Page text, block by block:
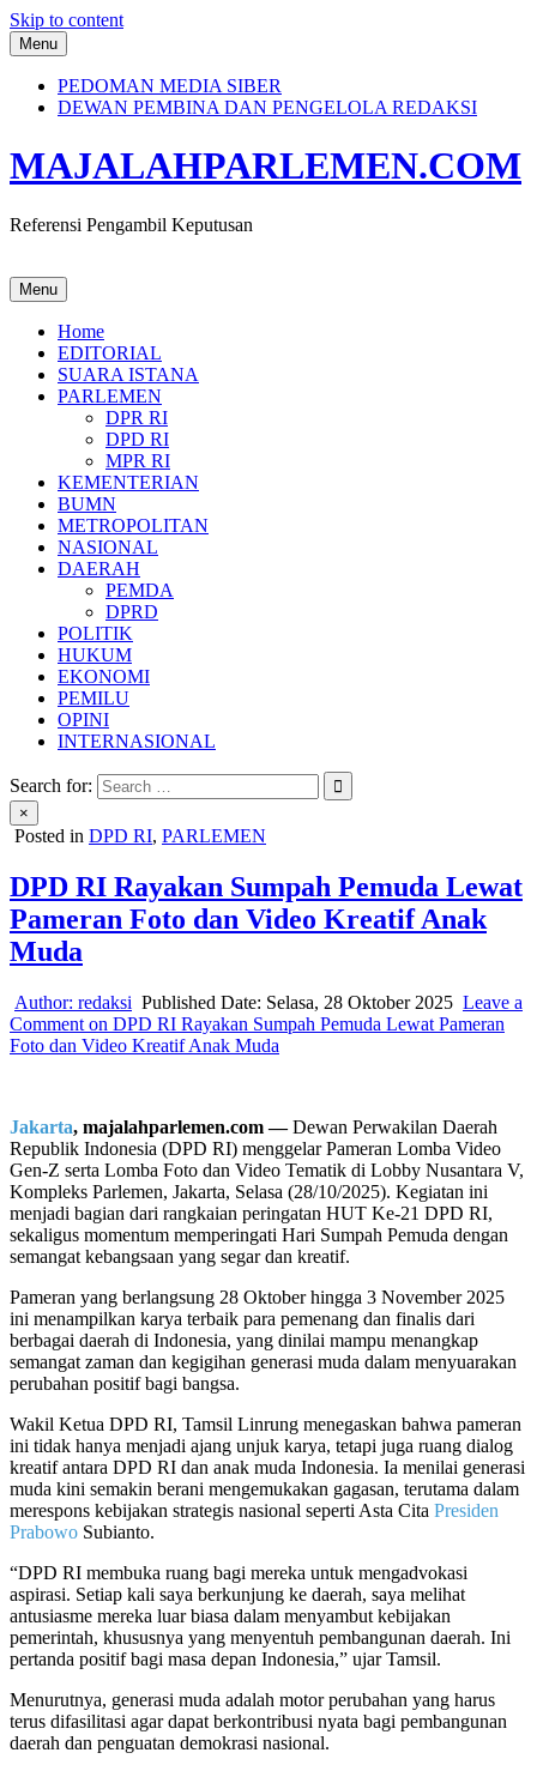
Skip to content
Menu
PEDOMAN MEDIA SIBER
DEWAN PEMBINA DAN PENGELOLA REDAKSI
MAJALAHPARLEMEN.COM
Referensi Pengambil Keputusan
Menu
Home
EDITORIAL
SUARA ISTANA
PARLEMEN
DPR RI
DPD RI
MPR RI
KEMENTERIAN
BUMN
METROPOLITAN
NASIONAL
DAERAH
PEMDA
DPRD
POLITIK
HUKUM
EKONOMI
PEMILU
OPINI
INTERNASIONAL
Search for:
×
Posted in DPD RI, PARLEMEN
DPD RI Rayakan Sumpah Pemuda Lewat
Pameran Foto dan Video Kreatif Anak
Muda
Author: redaksi Published Date: Selasa, 28 Oktober 2025 Leave a
Comment on DPD RI Rayakan Sumpah Pemuda Lewat Pameran
Foto dan Video Kreatif Anak Muda
Jakarta, majalahparlemen.com —Dewan Perwakilan Daerah
Republik Indonesia (DPD RI) menggelar Pameran Lomba Video
Gen-Z serta Lomba Foto dan Video Tematik di Lobby Nusantara V,
Kompleks Parlemen, Jakarta, Selasa (28/10/2025). Kegiatan ini
menjadi bagian dari rangkaian peringatan HUT Ke-21 DPD RI,
sekaligus momentum memperingati Hari Sumpah Pemuda dengan
semangat kebangsaan yang segar dan kreatif.
Pameran yang berlangsung 28 Oktober hingga 3 November 2025
ini menampilkan karya terbaik para pemenang dan finalis dari
berbagai daerah di Indonesia, yang dinilai mampu menangkap
semangat zaman dan kegigihan generasi muda dalam menyuarakan
perubahan positif bagi bangsa.
Wakil Ketua DPD RI, Tamsil Linrung menegaskan bahwa pameran
ini tidak hanya menjadi ajang unjuk karya, tetapi juga ruang dialog
kreatif antara DPD RI dan anak muda Indonesia. Ia menilai generasi
muda kini semakin berani mengemukakan gagasan, terutama dalam
merespons kebijakan strategis nasional seperti Asta Cita Presiden
Prabowo Subianto.
“DPD RI membuka ruang bagi mereka untuk mengadvokasi
aspirasi. Setiap kali saya berkunjung ke daerah, saya melihat
antusiasme mereka luar biasa dalam menyambut kebijakan
pemerintah, khususnya yang menyentuh pembangunan daerah. Ini
pertanda positif bagi masa depan Indonesia,” ujar Tamsil.
Menurutnya, generasi muda adalah motor perubahan yang harus
terus difasilitasi agar dapat berkontribusi nyata bagi pembangunan
daerah dan penguatan demokrasi nasional.